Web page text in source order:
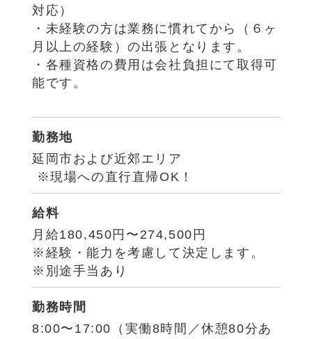
対応）
・未経験の方は業務に慣れてから（６ヶ
月以上の経験）の出張となります。
・各種資格の費用は会社負担にて取得可
能です。
勤務地
延岡市および近郊エリア
※現場への直行直帰OK！
給料
月給180,450円〜274,500円
※経験・能力を考慮して決定します。
※別途手当あり
勤務時間
8:00〜17:00（実働8時間／休憩80分あ